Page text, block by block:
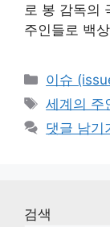
로 봉 감독의
주인들로 백
카
테
고
리
이슈
태
그
세계의 주
댓글 남기
검색